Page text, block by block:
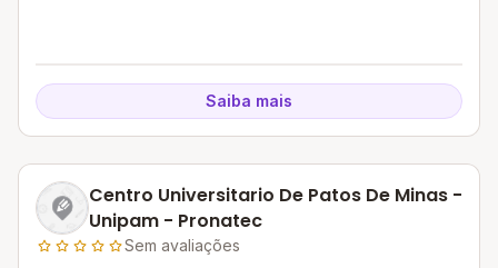
Saiba mais
Centro Universitario De Patos De Minas -
Unipam - Pronatec
Sem avaliações